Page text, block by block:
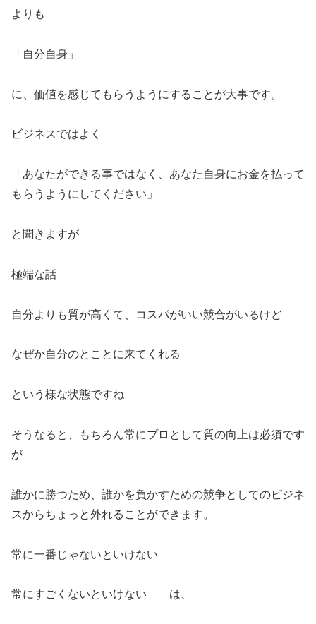
よりも
「自分自身」
に、価値を感じてもらうようにすることが大事です。
ビジネスではよく
「あなたができる事ではなく、あなた自身にお金を払って
もらうようにしてください」
と聞きますが
極端な話
自分よりも質が高くて、コスパがいい競合がいるけど
なぜか自分のとことに来てくれる
という様な状態ですね
そうなると、もちろん常にプロとして質の向上は必須です
が
誰かに勝つため、誰かを負かすための競争としてのビジネ
スからちょっと外れることができます。
常に一番じゃないといけない
常にすごくないといけない は、